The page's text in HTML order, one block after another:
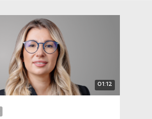
01:12